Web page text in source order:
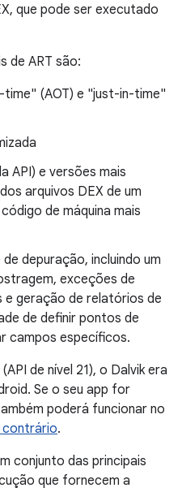
que pode ser executado
de ART são:
(AOT) e "just-in-time"
API) e versões mais
dos arquivos DEX de um
de máquina mais
depuração, incluindo um
exceções de
geração de relatórios de
de definir pontos de
campos específicos.
de nível 21), o Dalvik era
Se o seu app for
poderá funcionar no
contrário.
conjunto das principais
que fornecem a